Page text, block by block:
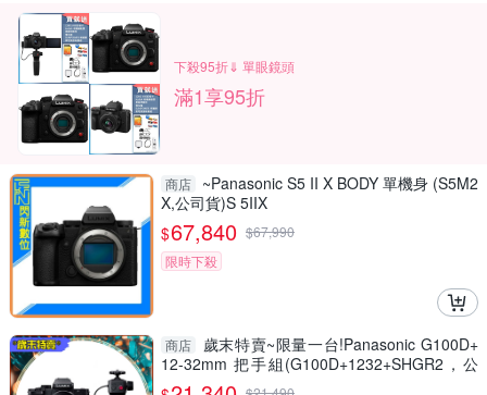
下殺95折⇓ 單眼鏡頭
滿1享95折
商店
~Panasonic S5 II X BODY 單機身 (S5M2
X,公司貨)S 5IIX
$67,840 $67,990
限時下殺
商店
歲末特賣~限量一台!Panasonic G100D+
12-32mm 把手組(G100D+1232+SHGR2，公
司貨)